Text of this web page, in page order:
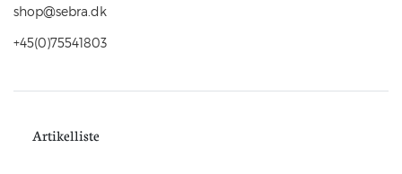
shop@sebra.dk
+45(0)75541803
Artikelliste